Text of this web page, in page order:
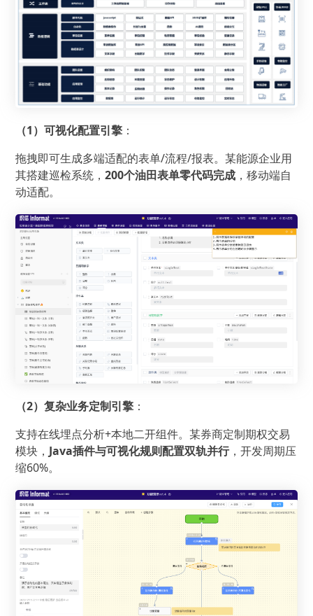
（1）可视化配置引擎 ：
拖拽即可生成多端适配的表单/流程/报表。某能源企业用
其搭建巡检系统，200个油田表单零代码完成 ，移动端自
动适配。
（2）复杂业务定制引擎 ：
支持在线埋点分析+本地二开组件。某券商定制期权交易
模块， Java插件与可视化规则配置双轨并行，开发周期压
缩60%。